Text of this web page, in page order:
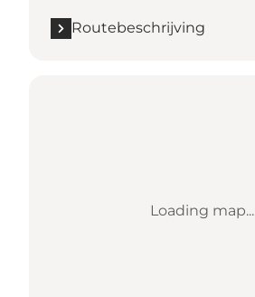
Routebeschrijving
Loading map...